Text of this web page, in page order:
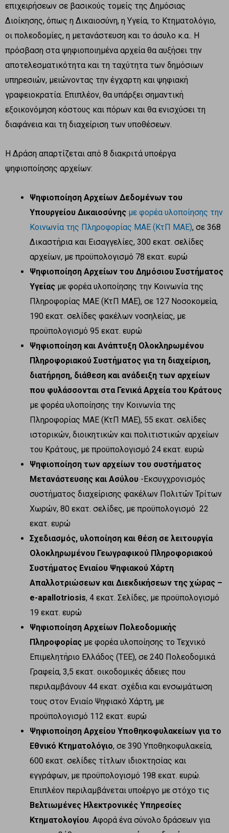
επιχειρήσεων σε βασικούς τομείς της Δημόσιας
Διοίκησης, όπως η Δικαιοσύνη, η Υγεία, το Κτηματολόγιο,
οι πολεοδομίες, η μετανάστευση και το άσυλο κ.α.. Η
πρόσβαση στα ψηφιοποιημένα αρχεία θα αυξήσει την
αποτελεσματικότητα και τη ταχύτητα των δημόσιων
υπηρεσιών, μειώνοντας την έγχαρτη και ψηφιακή
γραφειοκρατία. Επιπλέον, θα υπάρξει σημαντική
εξοικονόμηση κόστους και πόρων και θα ενισχύσει τη
διαφάνεια και τη διαχείριση των υποθέσεων.
Η Δράση απαρτίζεται από 8 διακριτά υποέργα
ψηφιοποίησης αρχείων:
Ψηφιοποίηση Αρχείων Δεδομένων του
Υπουργείου Δικαιοσύνης με φορέα υλοποίησης την
Κοινωνία της Πληροφορίας ΜΑΕ (ΚτΠ ΜΑΕ), σε 368
Δικαστήρια και Εισαγγελίες, 300 εκατ. σελίδες
αρχείων, με προϋπολογισμό 78 εκατ. ευρώ
Ψηφιοποίηση Αρχείων του Δημόσιου Συστήματος
Υγείας με φορέα υλοποίησης την Κοινωνία της
Πληροφορίας ΜΑΕ (ΚτΠ ΜΑΕ), σε 127 Νοσοκομεία,
190 εκατ. σελίδες φακέλων νοσηλείας, με
προϋπολογισμό 95 εκατ. ευρώ
Ψηφιοποίηση και Ανάπτυξη Ολοκληρωμένου
Πληροφοριακού Συστήματος για τη διαχείριση,
διατήρηση, διάθεση και ανάδειξη των αρχείων
που φυλάσσονται στα Γενικά Αρχεία του Κράτους
με φορέα υλοποίησης την Κοινωνία της
Πληροφορίας ΜΑΕ (ΚτΠ ΜΑΕ), 55 εκατ. σελίδες
ιστορικών, διοικητικών και πολιτιστικών αρχείων
του Κράτους, με προϋπολογισμό 24 εκατ. ευρώ
Ψηφιοποίηση των αρχείων του συστήματος
Μετανάστευσης και Ασύλου -Εκσυγχρονισμός
συστήματος διαχείρισης φακέλων Πολιτών Τρίτων
Χωρών, 80 εκατ. σελίδες, με προϋπολογισμό 22
εκατ. ευρώ
Σχεδιασμός, υλοποίηση και θέση σε λειτουργία
Ολοκληρωμένου Γεωγραφικού Πληροφοριακού
Συστήματος Ενιαίου Ψηφιακού Χάρτη
Απαλλοτριώσεων και Διεκδικήσεων της χώρας –
e-apallotriosis, 4 εκατ. Σελίδες, με προϋπολογισμό
19 εκατ. ευρώ
Ψηφιοποίηση Αρχείων Πολεοδομικής
Πληροφορίας με φορέα υλοποίησης το Τεχνικό
Επιμελητήριο Ελλάδος (ΤΕΕ), σε 240 Πολεοδομικά
Γραφεία, 3,5 εκατ. οικοδομικές άδειες που
περιλαμβάνουν 44 εκατ. σχέδια και ενσωμάτωση
τους στον Ενιαίο Ψηφιακό Χάρτη, με
προϋπολογισμό 112 εκατ. ευρώ
Ψηφιοποίηση Αρχείου Υποθηκοφυλακείων για το
Εθνικό Κτηματολόγιο, σε 390 Υποθηκοφυλακεία,
600 εκατ. σελίδες τίτλων ιδιοκτησίας και
εγγράφων, με προϋπολογισμό 198 εκατ. ευρώ.
Επιπλέον περιλαμβάνεται υποέργο με στόχο τις
Βελτιωμένες Ηλεκτρονικές Υπηρεσίες
Κτηματολογίου. Αφορά ένα σύνολο δράσεων για